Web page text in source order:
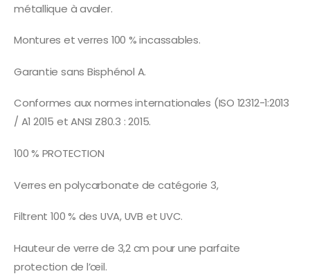
métallique à avaler.
Montures et verres 100 % incassables.
Garantie sans Bisphénol A.
Conformes aux normes internationales (ISO 12312-1:2013
/ A1 2015 et ANSI Z80.3 : 2015.
100 % PROTECTION
Verres en polycarbonate de catégorie 3,
Filtrent 100 % des UVA, UVB et UVC.
Hauteur de verre de 3,2 cm pour une parfaite
protection de l’œil.